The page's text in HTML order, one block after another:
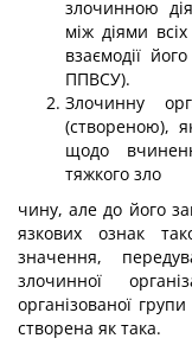
злочинною
між діями
взаємодії
ППВСУ).
Злочинну
(створеною),
щодо
тяжкого зло­
чину, але до його
язкових ознак
значення,
злочинної
організованої
створена як така.